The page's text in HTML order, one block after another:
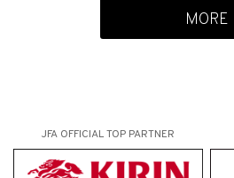
MORE
JFA OFFICIALTOP PARTNER